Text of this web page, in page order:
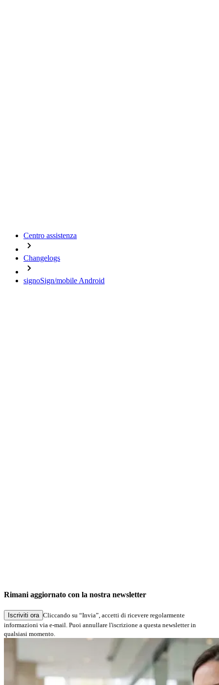
Centro assistenza
Changelogs
signoSign/mobile Android
rotation
Error with Ondrive integration has been fixed
Rimani aggiornato con la nostra newsletter
Iscriviti ora Cliccando su “Invia”, accetti di ricevere regolarmente
informazioni via e-mail. Puoi annullare l'iscrizione a questa newsletter in
qualsiasi momento.